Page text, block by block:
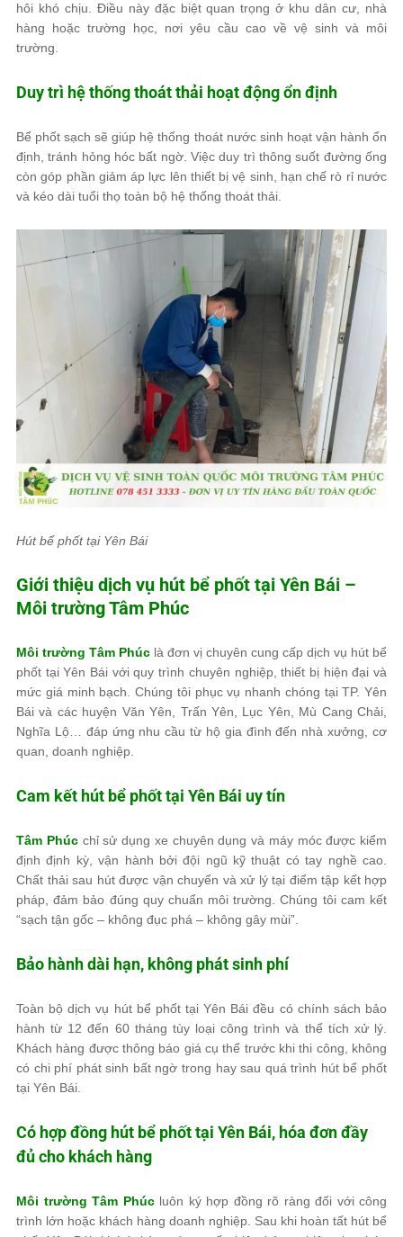
hôi khó chịu. Điều này đặc biệt quan trọng ở khu dân cư, nhà
hàng hoặc trường học, nơi yêu cầu cao về vệ sinh và môi
trường.
Duy trì hệ thống thoát thải hoạt động ổn định
Bể phốt sạch sẽ giúp hệ thống thoát nước sinh hoạt vận hành ổn
định, tránh hỏng hóc bất ngờ. Việc duy trì thông suốt đường ống
còn góp phần giảm áp lực lên thiết bị vệ sinh, hạn chế rò rỉ nước
và kéo dài tuổi thọ toàn bộ hệ thống thoát thải.
Hút bể phốt tại Yên Bái
Giới thiệu dịch vụ hút bể phốt tại Yên Bái –
Môi trường Tâm Phúc
Môi trường Tâm Phúc là đơn vị chuyên cung cấp dịch vụ hút bể
phốt tại Yên Bái với quy trình chuyên nghiệp, thiết bị hiện đại và
mức giá minh bạch. Chúng tôi phục vụ nhanh chóng tại TP. Yên
Bái và các huyện Văn Yên, Trấn Yên, Lục Yên, Mù Cang Chải,
Nghĩa Lộ… đáp ứng nhu cầu từ hộ gia đình đến nhà xưởng, cơ
quan, doanh nghiệp.
Cam kết hút bể phốt tại Yên Bái uy tín
Tâm Phúcchỉ sử dụng xe chuyên dụng và máy móc được kiểm
định định kỳ, vận hành bởi đội ngũ kỹ thuật có tay nghề cao.
Chất thải sau hút được vận chuyển và xử lý tại điểm tập kết hợp
pháp, đảm bảo đúng quy chuẩn môi trường. Chúng tôi cam kết
“sạch tận gốc – không đục phá – không gây mùi”.
Bảo hành dài hạn, không phát sinh phí
Toàn bộ dịch vụ hút bể phốt tại Yên Bái đều có chính sách bảo
hành từ 12 đến 60 tháng tùy loại công trình và thể tích xử lý.
Khách hàng được thông báo giá cụ thể trước khi thi công, không
có chi phí phát sinh bất ngờ trong hay sau quá trình hút bể phốt
tại Yên Bái.
Có hợp đồng hút bể phốt tại Yên Bái, hóa đơn đầy
đủ cho khách hàng
Môi trường Tâm Phúcluôn ký hợp đồng rõ ràng đối với công
trình lớn hoặc khách hàng doanh nghiệp. Sau khi hoàn tất hút bể